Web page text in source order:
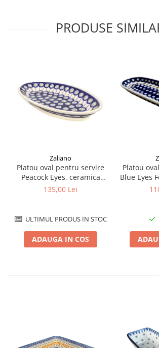
PRODUSE
Zaliano
Platou oval pentru servire
Peacock Eyes, ceramica
smaltuita, pictat manual,
135,00 Lei
ULTIMUL PRODUS IN STOC
ADAUGA IN COS
Platou
Blue Eyes